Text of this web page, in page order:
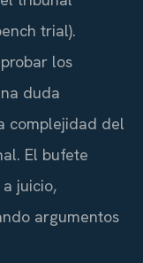
trial).
los
duda
complejidad del
El bufete
juicio,
argumentos